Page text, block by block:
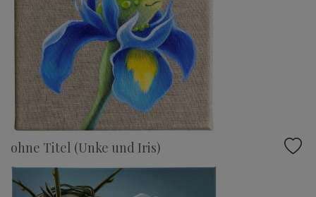
ohne Titel (Unke und Iris)